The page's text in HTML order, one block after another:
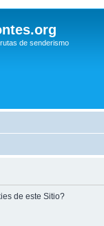
de senderismo
de este Sitio?